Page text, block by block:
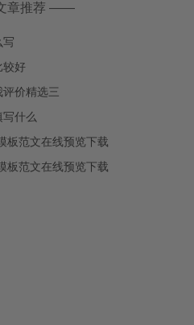
章推荐 ——
写
较好
价精选三
什么
板范文在线预览下载
板范文在线预览下载